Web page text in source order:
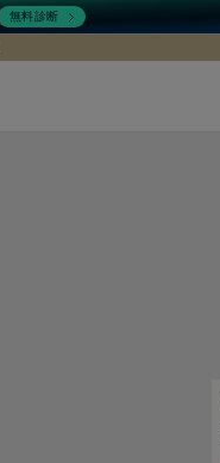
無料診断